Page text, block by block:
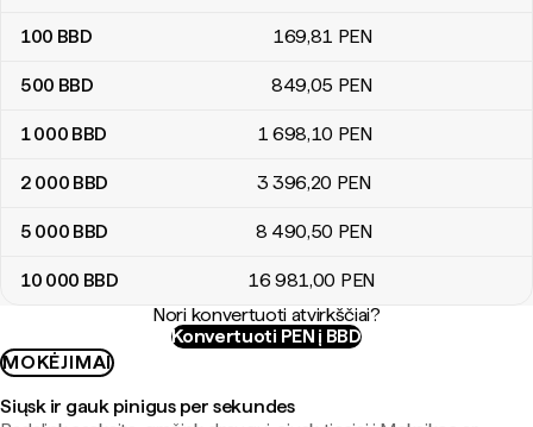
100 BBD 169,81 PEN
500 BBD 849,05 PEN
1 000 BBD 1 698,10 PEN
2 000 BBD 3 396,20 PEN
5 000 BBD 8 490,50 PEN
10 000 BBD 16 981,00 PEN
Nori konvertuoti atvirkščiai?
Konvertuoti PEN į BBD
MOKĖJIMAI
Siųsk ir gauk pinigus per sekundes